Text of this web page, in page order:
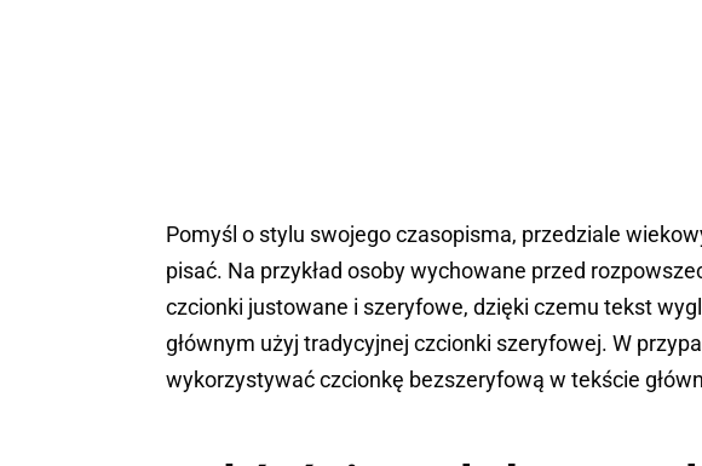
Pomyśl o stylu swojego czasopisma, przedziale
pisać. Na przykład osoby wychowane przed
czcionki justowane i szeryfowe, dzięki czemu tekst
głównym użyj tradycyjnej czcionki szeryfowej. W
wykorzystywać czcionkę bezszeryfową w tekście